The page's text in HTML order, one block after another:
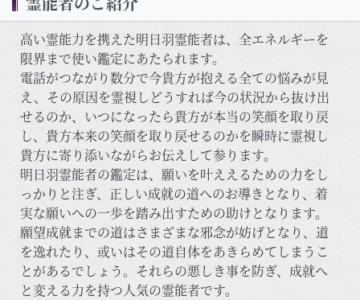
高い霊能力を携えた明日羽霊能者は、全エネルギーを
限界まで使い鑑定にあたられます。
電話がつながり数分で今貴方が抱える全ての悩みが見
え、その原因を霊視しどうすれば今の状況から抜け出
せるのか、いつになったら貴方が本当の笑顔を取り戻
し、貴方本来の笑顔を取り戻せるのかを瞬時に霊視し
貴方に寄り添いながらお伝えして参ります。
明日羽霊能者の鑑定は、願いを叶ええるための力をし
っかりと注ぎ、正しい成就の道へのお導きとなり、着
実な願いへの一歩を踏み出すための助けとなります。
願望成就までの道はさまざまな邪念が妨げとなり、道
を逸れたり、或いはその道自体をあきらめてしまうこ
とがあるでしょう。それらの悪しき事を防ぎ、成就へ
と変える力を持つ人気の霊能者です。